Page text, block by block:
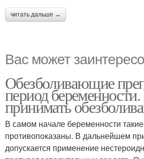
читать дальше →
Вас может
Обезболивающие
период
принимать
В самом начале беременности
противопоказаны. В дальнейшем
допускается применение